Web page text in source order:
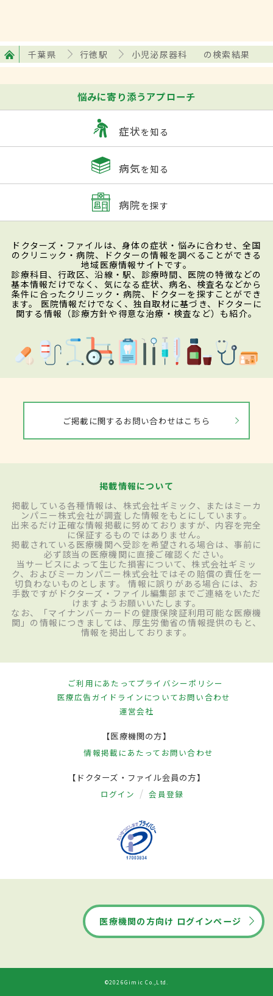
千葉県 行徳駅 小児泌尿器科 の検索結果
悩みに寄り添うアプローチ
症状を知る
病気を知る
病院を探す
ドクターズ・ファイルは、身体の症状・悩みに合わせ、全国
のクリニック・病院、ドクターの情報を調べることができる
地域医療情報サイトです。
診療科目、行政区、沿線・駅、診療時間、医院の特徴などの
基本情報だけでなく、気になる症状、病名、検査名などから
条件に合ったクリニック・病院、ドクターを探すことができ
ます。 医院情報だけでなく、独自取材に基づき、ドクターに
関する情報（診療方針や得意な治療・検査など）も紹介。
ご掲載に関するお問い合わせはこちら
掲載情報について
掲載している各種情報は、株式会社ギミック、またはミーカ
ンパニー株式会社が調査した情報をもとにしています。
出来るだけ正確な情報掲載に努めておりますが、内容を完全
に保証するものではありません。
掲載されている医療機関へ受診を希望される場合は、事前に
必ず該当の医療機関に直接ご確認ください。
当サービスによって生じた損害について、株式会社ギミッ
ク、およびミーカンパニー株式会社ではその賠償の責任を一
切負わないものとします。 情報に誤りがある場合には、お
手数ですがドクターズ・ファイル編集部までご連絡をいただ
けますようお願いいたします。
なお、「マイナンバーカードの健康保険証利用可能な医療機
関」の情報につきましては、厚生労働省の情報提供のもと、
情報を掲出しております。
ご利用にあたってプライバシーポリシー
医療広告ガイドラインについてお問い合わせ
運営会社
【医療機関の方】
情報掲載にあたって お問い合わせ
【ドクターズ・ファイル会員の方】
ログイン 会員登録
医療機関の方向け ログインページ
©2026Gimic Co.,Ltd.